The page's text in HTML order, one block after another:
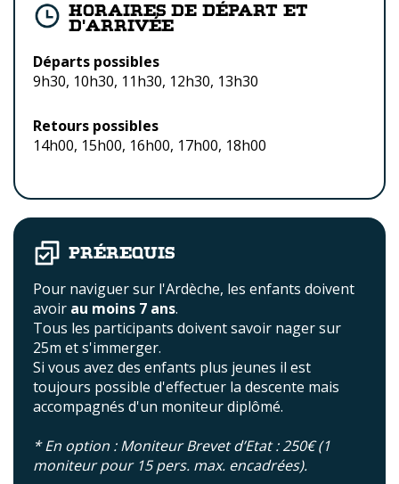
Horaires de départ et
d'arrivée
Départs possibles
9h30, 10h30, 11h30, 12h30, 13h30
Retours possibles
14h00, 15h00, 16h00, 17h00, 18h00
Prérequis
Pour naviguer sur l'Ardèche, les enfants doivent
avoir au moins 7 ans.
Tous les participants doivent savoir nager sur
25m et s'immerger.
Si vous avez des enfants plus jeunes il est
toujours possible d'effectuer la descente mais
accompagnés d'un moniteur diplômé.
* En option : Moniteur Brevet d’Etat : 250€ (1
moniteur pour 15 pers. max. encadrées).